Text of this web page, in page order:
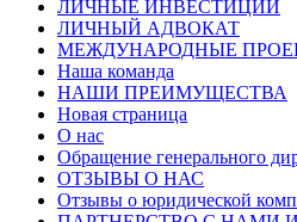
ЛИЧНЫЕ ИНВЕСТИЦИИ
ЛИЧНЫЙ АДВОКАТ
МЕЖДУНАРОДНЫЕ
Наша команда
НАШИ ПРЕИМУЩЕСТВА
Новая страница
О нас
Обращение генерального
ОТЗЫВЫ О НАС
Отзывы о юридической